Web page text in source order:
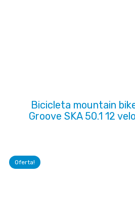
Bicicleta mountain
Groove SKA 50.1 12
Oferta!